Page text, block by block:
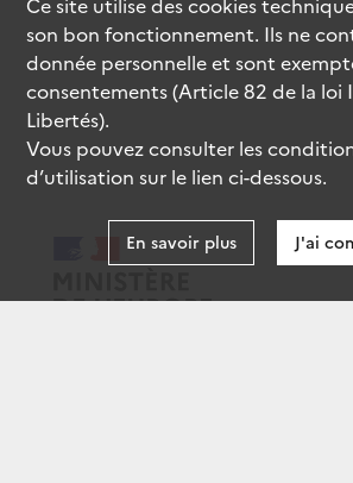
son bon fonctionnement. Ils ne
donnée personnelle et sont
consentements (Article 82 de la
Libertés).
Vous pouvez consulter les
d’utilisation sur le lien ci-dessous.
En savoir plus J'ai